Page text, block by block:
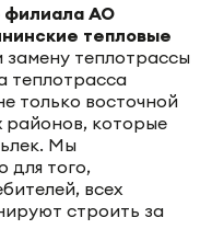
филиала АО
тепловые
теплотрассы
теплотрасса
только восточной
районов, которые
Мы
для того,
всех
строить за